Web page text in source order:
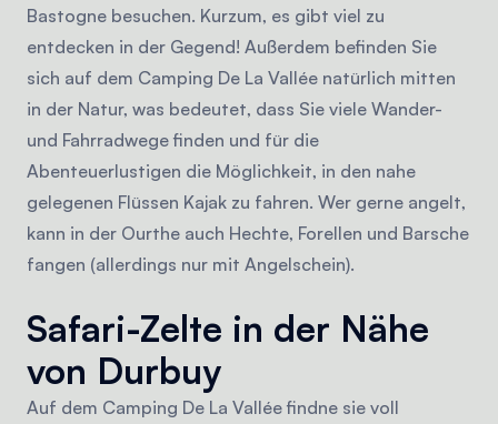
Bastogne besuchen. Kurzum, es gibt viel zu
entdecken in der Gegend! Außerdem befinden Sie
sich auf dem Camping De La Vallée natürlich mitten
in der Natur, was bedeutet, dass Sie viele Wander-
und Fahrradwege finden und für die
Abenteuerlustigen die Möglichkeit, in den nahe
gelegenen Flüssen Kajak zu fahren. Wer gerne angelt,
kann in der Ourthe auch Hechte, Forellen und Barsche
fangen (allerdings nur mit Angelschein).
Safari-Zelte in der Nähe
von Durbuy
Auf dem Camping De La Vallée findne sie voll